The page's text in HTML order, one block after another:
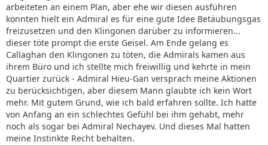
arbeiteten an einem Plan, aber ehe wir diesen ausführen
konnten hielt ein Admiral es für eine gute Idee Betäubungsgas
freizusetzen und den Klingonen darüber zu informieren...
dieser töte prompt die erste Geisel. Am Ende gelang es
Callaghan den Klingonen zu töten, die Admirals kamen aus
ihrem Büro und ich stellte mich freiwillig und kehrte in mein
Quartier zurück - Admiral Hieu-Gan versprach meine Aktionen
zu berücksichtigen, aber diesem Mann glaubte ich kein Wort
mehr. Mit gutem Grund, wie ich bald erfahren sollte. Ich hatte
von Anfang an ein schlechtes Gefühl bei ihm gehabt, mehr
noch als sogar bei Admiral Nechayev. Und dieses Mal hatten
meine Instinkte Recht behalten.